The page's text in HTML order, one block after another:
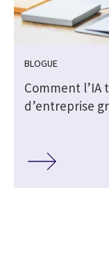
BLOGUE
Comment
d’entreprise